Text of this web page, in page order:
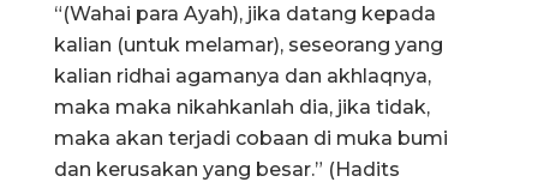
“(Wahai para Ayah), jika datang kepada
kalian (untuk melamar), seseorang yang
kalian ridhai agamanya dan akhlaqnya,
maka maka nikahkanlah dia, jika tidak,
maka akan terjadi cobaan di muka bumi
dan kerusakan yang besar.” (Hadits